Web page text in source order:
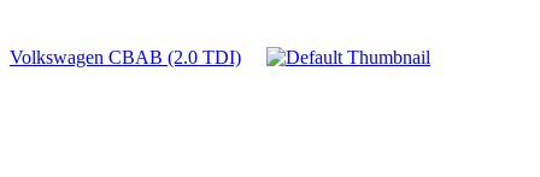
Volkswagen CBAB (2.0 TDI)